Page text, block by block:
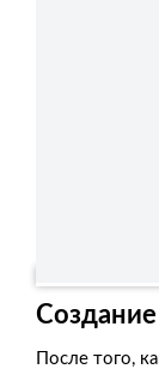
После того,